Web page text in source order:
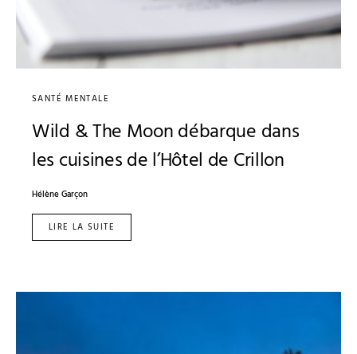
SANTÉ MENTALE
Wild & The Moon débarque dans
les cuisines de l’Hôtel de Crillon
Hélène Garçon
LIRE LA SUITE